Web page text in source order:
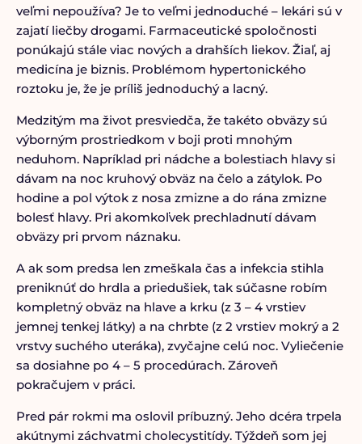
veľmi nepoužíva? Je to veľmi jednoduché – lekári sú v
zajatí liečby drogami. Farmaceutické spoločnosti
ponúkajú stále viac nových a drahších liekov. Žiaľ, aj
medicína je biznis. Problémom hypertonického
roztoku je, že je príliš jednoduchý a lacný.
Medzitým ma život presviedča, že takéto obväzy sú
výborným prostriedkom v boji proti mnohým
neduhom. Napríklad pri nádche a bolestiach hlavy si
dávam na noc kruhový obväz na čelo a zátylok. Po
hodine a pol výtok z nosa zmizne a do rána zmizne
bolesť hlavy. Pri akomkoľvek prechladnutí dávam
obväzy pri prvom náznaku.
A ak som predsa len zmeškala čas a infekcia stihla
preniknúť do hrdla a priedušiek, tak súčasne robím
kompletný obväz na hlave a krku (z 3 – 4 vrstiev
jemnej tenkej látky) a na chrbte (z 2 vrstiev mokrý a 2
vrstvy suchého uteráka), zvyčajne celú noc. Vyliečenie
sa dosiahne po 4 – 5 procedúrach. Zároveň
pokračujem v práci.
Pred pár rokmi ma oslovil príbuzný. Jeho dcéra trpela
akútnymi záchvatmi cholecystitídy. Týždeň som jej